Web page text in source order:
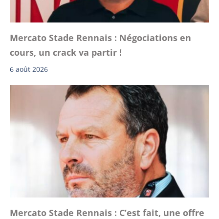
Mercato Stade Rennais : Négociations en
cours, un crack va partir !
6 août 2026
Mercato Stade Rennais : C’est fait, une offre